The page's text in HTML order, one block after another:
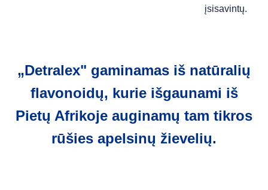
įsisavintų.
„Detralex" gaminamas iš natūralių
flavonoidų, kurie išgaunami iš
Pietų Afrikoje auginamų tam tikros
rūšies apelsinų žievelių.